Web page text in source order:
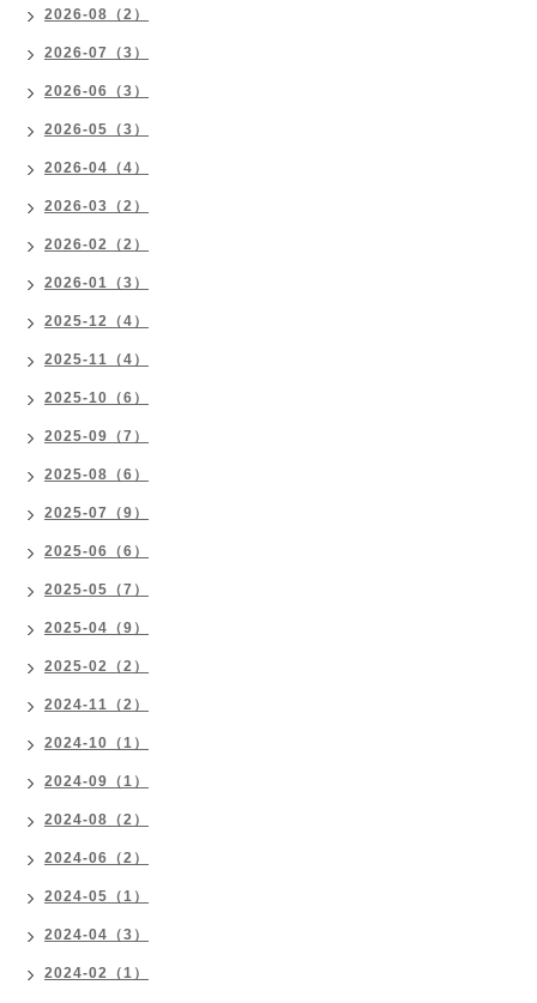
2026-08（2）
2026-07（3）
2026-06（3）
2026-05（3）
2026-04（4）
2026-03（2）
2026-02（2）
2026-01（3）
2025-12（4）
2025-11（4）
2025-10（6）
2025-09（7）
2025-08（6）
2025-07（9）
2025-06（6）
2025-05（7）
2025-04（9）
2025-02（2）
2024-11（2）
2024-10（1）
2024-09（1）
2024-08（2）
2024-06（2）
2024-05（1）
2024-04（3）
2024-02（1）